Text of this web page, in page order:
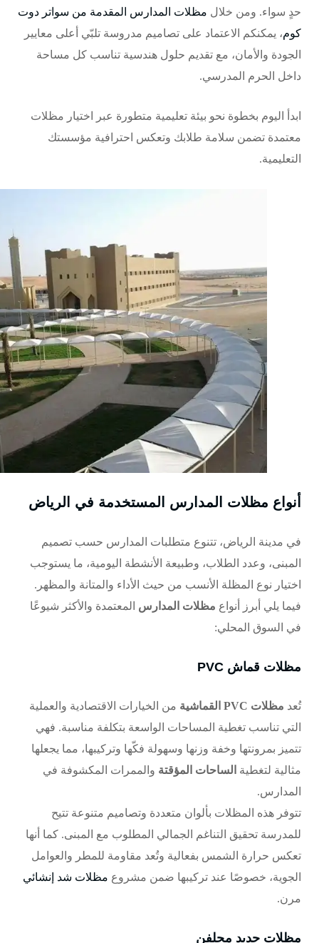
حدٍ سواء. ومن خلال مظلات المدارس المقدمة من سواتر دوت
كوم، يمكنكم الاعتماد على تصاميم مدروسة تلبّي أعلى معايير
الجودة والأمان، مع تقديم حلول هندسية تناسب كل مساحة
داخل الحرم المدرسي.
ابدأ اليوم بخطوة نحو بيئة تعليمية متطورة عبر اختيار مظلات
معتمدة تضمن سلامة طلابك وتعكس احترافية مؤسستك
التعليمية.
أنواع مظلات المدارس المستخدمة في الرياض
في مدينة الرياض، تتنوع متطلبات المدارس حسب تصميم
المبنى، وعدد الطلاب، وطبيعة الأنشطة اليومية، ما يستوجب
اختيار نوع المظلة الأنسب من حيث الأداء والمتانة والمظهر.
فيما يلي أبرز أنواع مظلات المدارس المعتمدة والأكثر شيوعًا
في السوق المحلي:
مظلات قماش PVC
تُعد مظلات PVC القماشية
من الخيارات الاقتصادية والعملية
التي تناسب تغطية المساحات الواسعة بتكلفة مناسبة. فهي
تتميز بمرونتها وخفة وزنها وسهولة فكّها وتركيبها، مما يجعلها
مثالية لتغطية الساحات المؤقتة والممرات المكشوفة في
المدارس.
تتوفر هذه المظلات بألوان متعددة وتصاميم متنوعة تتيح
للمدرسة تحقيق التناغم الجمالي المطلوب مع المبنى. كما أنها
تعكس حرارة الشمس بفعالية وتُعد مقاومة للمطر والعوامل
الجوية، خصوصًا عند تركيبها ضمن مشروع مظلات شد إنشائي
مرن.
مظلات حديد مجلفن